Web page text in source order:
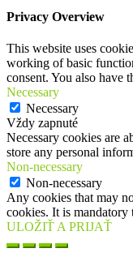
Privacy Overview
This website uses
working of basic
consent. You also have
Necessary
Necessary
Vždy zapnuté
Necessary cookies are
store any personal
Non-necessary
Non-necessary
Any cookies that may
cookies. It is mandatory
ULOŽIŤ A PRIJAŤ